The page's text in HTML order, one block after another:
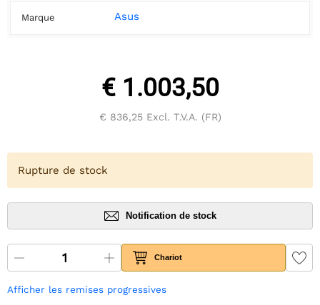
Marque Asus
€ 1.003,50
€ 836,25Excl. T.V.A. (FR)
Rupture de stock
Notification de stock
Chariot
Afficher les remises progressives